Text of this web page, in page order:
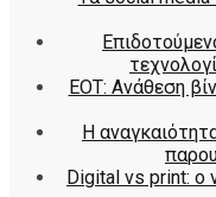
ΕΟΤ: Ανάθεση
Η
Digital vs print: ο